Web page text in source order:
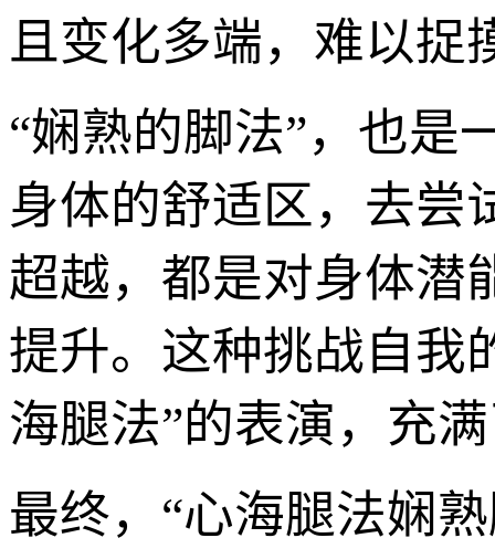
且变化多端，难以捉
“娴熟的脚法”，也是
身体的舒适区，去尝
超越，都是对身体潜
提升。这种挑战自我
海腿法”的表演，充
最终，“心海腿法娴